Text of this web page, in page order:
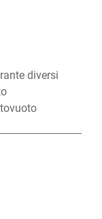
diversi